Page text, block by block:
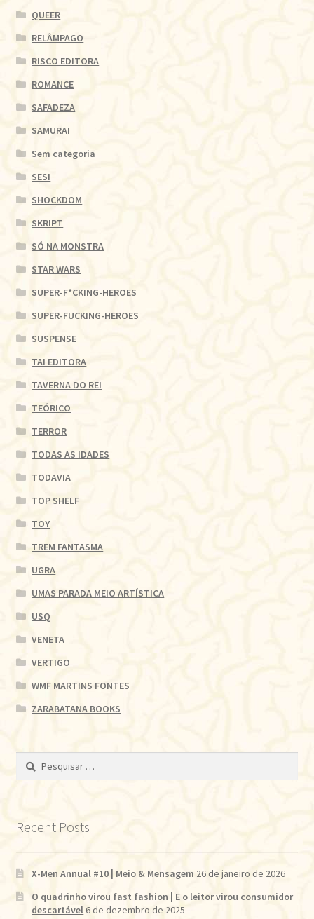
QUEER
RELÂMPAGO
RISCO EDITORA
ROMANCE
SAFADEZA
SAMURAI
Sem categoria
SESI
SHOCKDOM
SKRIPT
SÓ NA MONSTRA
STAR WARS
SUPER-F*CKING-HEROES
SUPER-FUCKING-HEROES
SUSPENSE
TAI EDITORA
TAVERNA DO REI
TEÓRICO
TERROR
TODAS AS IDADES
TODAVIA
TOP SHELF
TOY
TREM FANTASMA
UGRA
UMAS PARADA MEIO ARTÍSTICA
USQ
VENETA
VERTIGO
WMF MARTINS FONTES
ZARABATANA BOOKS
Pesquisar
Recent Posts
X-Men Annual #10 | Meio & Mensagem 26 de janeiro de 2026
O quadrinho virou fast fashion | E o leitor virou consumidor
descartável6 de dezembro de 2025